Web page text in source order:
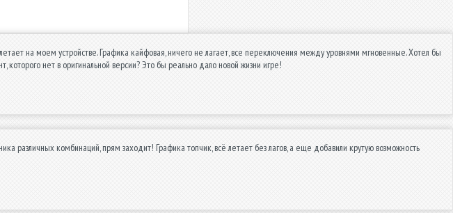
на моем устройстве. Графика кайфовая, ничего не лагает, все переключения между уровнями мгновенные. Хотел бы
которого нет в оригинальной версии? Это бы реально дало новой жизни игре!
различных комбинаций, прям заходит! Графика топчик, всё летает без лагов, а еще добавили крутую возможность